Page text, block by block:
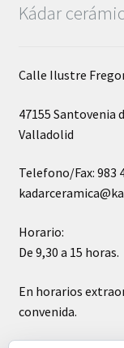
Kádar
Calle Ilustre
47155 Santovenia
Valladolid
Telefono/Fax: 983
Horario:
De 9,30 a 15 horas.
En horarios
convenida.